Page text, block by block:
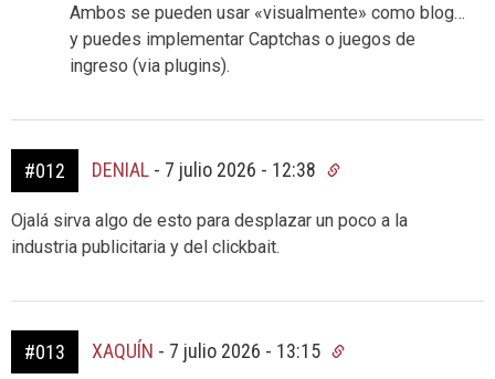
Ambos se pueden usar «visualmente» como blog…
y puedes implementar Captchas o juegos de
ingreso (via plugins).
#012 DENIAL - 7 julio 2026 - 12:38
Ojalá sirva algo de esto para desplazar un poco a la
industria publicitaria y del clickbait.
#013 XAQUÍN - 7 julio 2026 - 13:15